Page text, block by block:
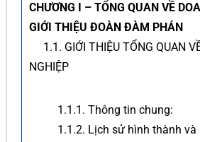
CHƯƠNG I – TỔNG QUAN VỀ
GIỚI THIỆU ĐOÀN ĐÀM PHÁN
1.1. GIỚI THIỆU TỔNG QUAN
NGHIỆP
1.1.1. Thông tin chung:
1.1.2. Lịch sử hình thành và